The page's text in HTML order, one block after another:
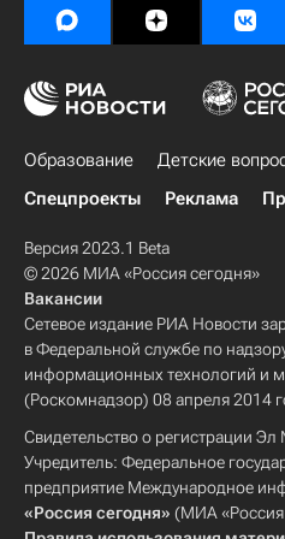
Образование Детские
Спецпроекты
Реклама
Версия 2023.1 Beta
© 2026 МИА «Россия сегодня»
Вакансии
Сетевое издание РИА Новости
в Федеральной службе по
информационных технологий и
(Роскомнадзор) 08 апреля 2014
Свидетельство о регистрации
Учредитель: Федеральное
предприятие Международное
«Россия сегодня» (МИА «Россия